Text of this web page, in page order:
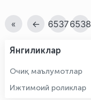
« ← 65376538
Янгиликлар
Очиқ маълумотлар
Ижтимоий роликлар